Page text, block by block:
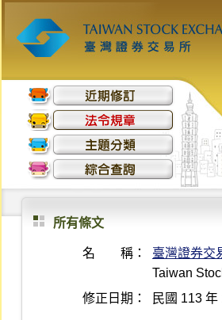
所有條文
名 稱：
臺灣證券交
Taiwan
修正日期：
民國 113 年